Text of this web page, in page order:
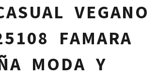
VEGANO
FAMARA
MODA Y